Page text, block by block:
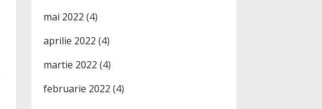
mai 2022 (4)
aprilie 2022 (4)
martie 2022 (4)
februarie 2022 (4)